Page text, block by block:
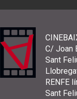
C/ Joan
Sant
RENFE
Sant